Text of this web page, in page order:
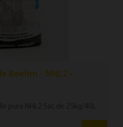
Boehm - NHL2 -